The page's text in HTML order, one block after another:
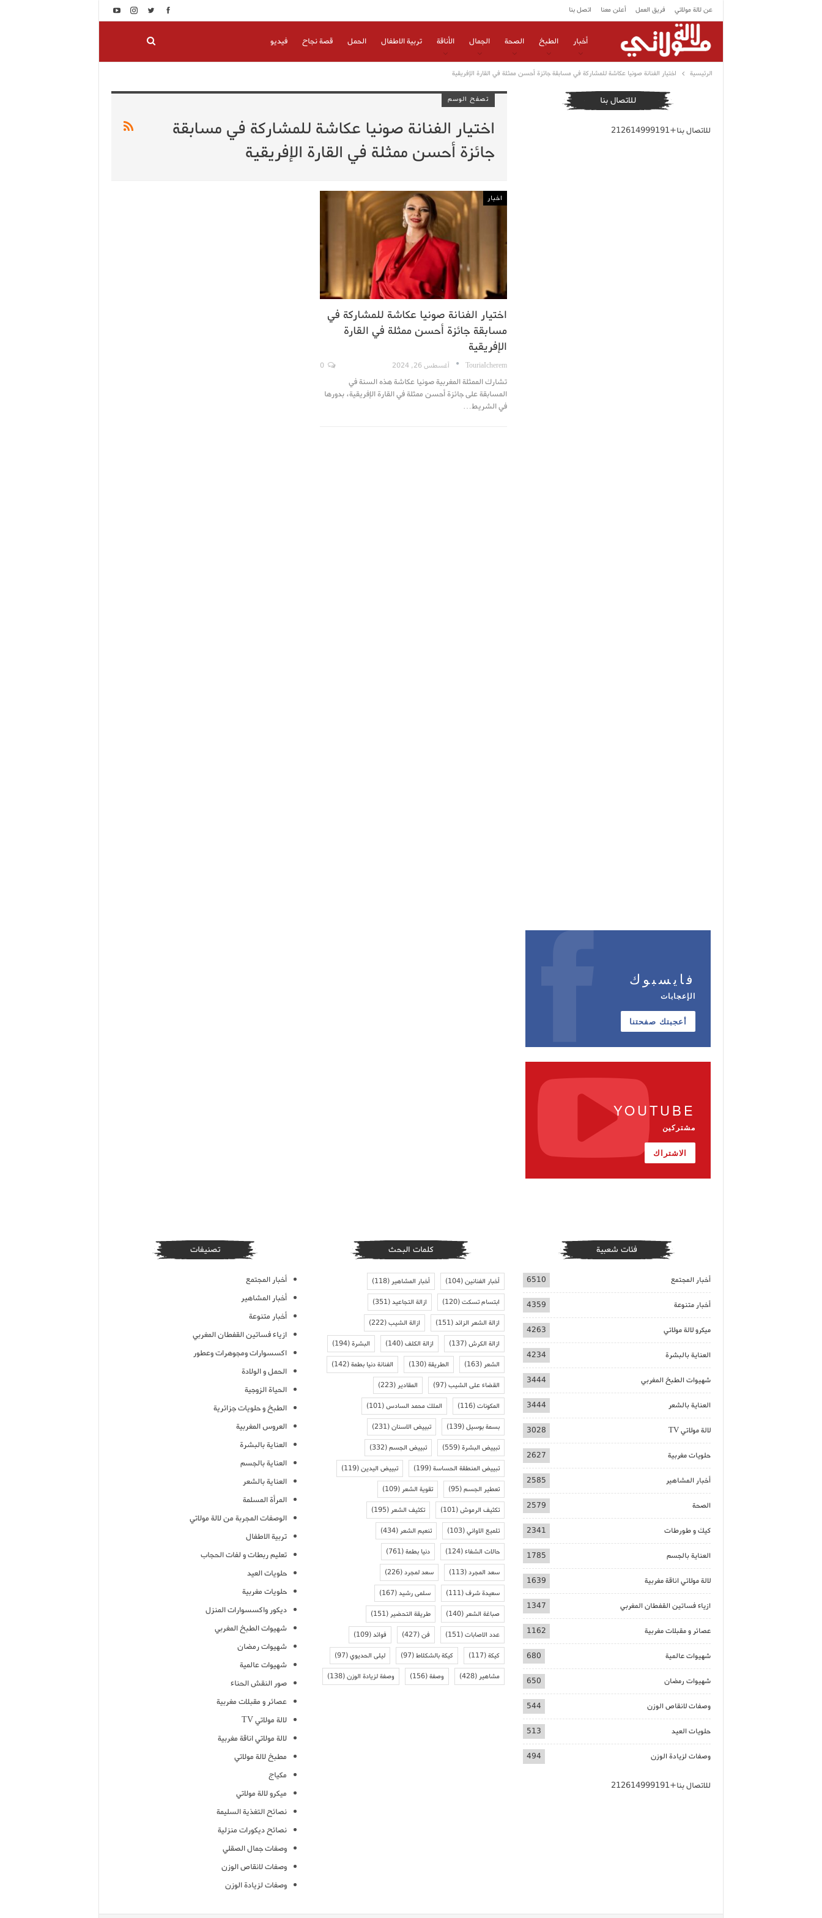
عن لالة مولاتي فريق العمل أعلن معنا اتصل بنا
أخبار الطبخ الصحة الجمال الأناقة تربية الاطفال الحمل قصة نجاح فيديو
الرئيسية اختيار الفنانة صونيا عكاشة للمشاركة في مسابقة جائزة أحسن ممثلة في القارة الإفريقية
تصفح الوسم
اختيار الفنانة صونيا عكاشة للمشاركة في مسابقة
جائزة أحسن ممثلة في القارة الإفريقية
اخبار
اختيار الفنانة صونيا عكاشة للمشاركة في
مسابقة جائزة أحسن ممثلة في القارة
الإفريقية
TouriaIcherem أغسطس 26, 2024
تشارك الممثلة المغربية صونيا عكاشة هذه السنة في
المسابقة على جائزة أحسن ممثلة في القارة الإفريقية، بدورها
في الشريط…
للاتصال بنا
للاتصال بنا+212614999191
فايسبوك
الإعجابات
أعجبتك صفحتنا
YOUTUBE
مشتركين
الاشتراك
فئات شعبية
أخبار المجتمع 6510
أخبار متنوعة 4359
ميكرو لالة مولاتي 4263
العناية بالبشرة 4234
شهيوات الطبخ المغربي 3444
العناية بالشعر 3444
لالة مولاتي TV 3028
حلويات مغربية 2627
أخبار المشاهير 2585
الصحة 2579
كيك و طورطات 2341
العناية بالجسم 1785
لالة مولاتي اناقة مغربية 1639
ازياء فساتين القفطان المغربي 1347
عصائر و مقبلات مغربية 1162
شهيوات عالمية 680
شهيوات رمضان 650
وصفات لانقاص الوزن 544
حلويات العيد 513
وصفات لزيادة الوزن 494
للاتصال بنا+212614999191
كلمات البحث
أخبار الفنانين(104) أخبار المشاهير(118)
ابتسام تسكت(120) ازالة التجاعيد(351)
ازالة الشعر الزائد(151) ازالة الشيب(222)
ازالة الكرش(137) ازالة الكلف(140) البشرة(194)
الشعر(163) الطريقة(130) الفنانة دنيا بطمة(142)
القضاء على الشيب(97) المقادير(223)
المكونات(116) الملك محمد السادس(101)
بسمة بوسيل(139) تبييض الاسنان(231)
تبييض البشرة(559) تبييض الجسم(332)
تبييض المنطقة الحساسة(199) تبييض اليدين(119)
تعطير الجسم(95) تقوية الشعر(109)
تكثيف الرموش(101) تكثيف الشعر(195)
تلميع الاواني(103) تنعيم الشعر(434)
حالات الشفاء(124) دنيا بطمة(761)
سعد المجرد(113) سعد لمجرد(226)
سعيدة شرف(111) سلمى رشيد(167)
صباغة الشعر(140) طريقة التحضير(151)
عدد الاصابات(151) فن(427) فوائد(109)
كيكة(117) كيكة بالشكلاط(97) ليلى الحديوي(97)
مشاهير(428) وصفة(156) وصفة لزيادة الوزن(138)
تصنيفات
أخبار المجتمع
أخبار المشاهير
أخبار متنوعة
ازياء فساتين القفطان المغربي
اكسسوارات ومجوهرات وعطور
الحمل و الولادة
الحياة الزوجية
الطبخ و حلويات جزائرية
العروس المغربية
العناية بالبشرة
العناية بالجسم
العناية بالشعر
المرأة المسلمة
الوصفات المجربة من لالة مولاتي
تربية الاطفال
تعليم ربطات و لفات الحجاب
حلويات العيد
حلويات مغربية
ديكور واكسسوارات المنزل
شهيوات الطبخ المغربي
شهيوات رمضان
شهيوات عالمية
صور النقش الحناء
عصائر و مقبلات مغربية
لالة مولاتي TV
لالة مولاتي اناقة مغربية
مطبخ لالة مولاتي
مكياج
ميكرو لالة مولاتي
نصائح التغذية السليمة
نصائح ديكورات منزلية
وصفات جمال الصقلي
وصفات لانقاص الوزن
وصفات لزيادة الوزن